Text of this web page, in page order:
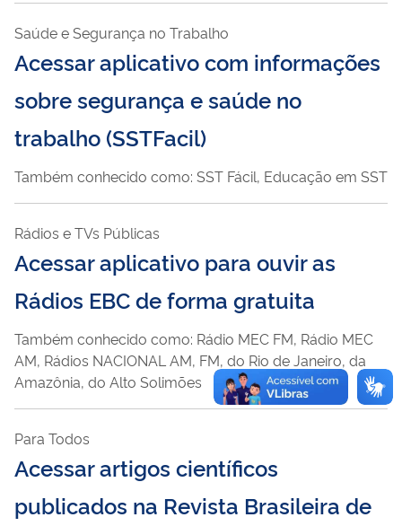
Saúde e Segurança no Trabalho
Acessar aplicativo com informações
sobre segurança e saúde no
trabalho (SSTFacil)
Também conhecido como: SST Fácil, Educação em SST
Rádios e TVs Públicas
Acessar aplicativo para ouvir as
Rádios EBC de forma gratuita
Também conhecido como: Rádio MEC FM, Rádio MEC
AM, Rádios NACIONAL AM, FM, do Rio de Janeiro, da
Amazônia, do Alto Solimões
Para Todos
Acessar artigos científicos
publicados na Revista Brasileira de